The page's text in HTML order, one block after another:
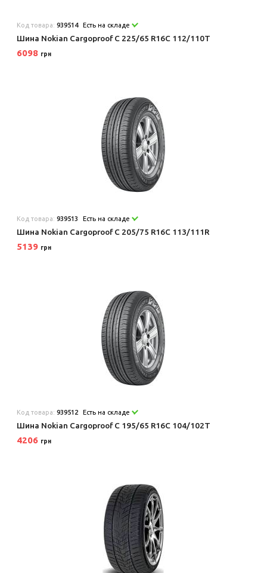
Код товара:939514 Есть на складе
Шина Nokian Cargoproof C 225/65 R16C 112/110T
6098 грн
Код товара:939513 Есть на складе
Шина Nokian Cargoproof C 205/75 R16C 113/111R
5139 грн
Код товара:939512 Есть на складе
Шина Nokian Cargoproof C 195/65 R16C 104/102T
4206 грн